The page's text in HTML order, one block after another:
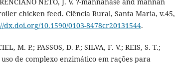
chicken feed. Ciência Rural, Santa Maria, v.45,
dx.doi.org/10.1590/0103-8478cr20131544.
M. P.; PASSOS, D. P.; SILVA, F. V.; REIS, S. T.;
uso de complexo enzimático em rações para